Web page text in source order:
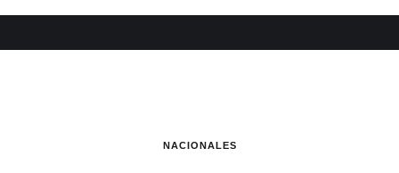
NACIONALES